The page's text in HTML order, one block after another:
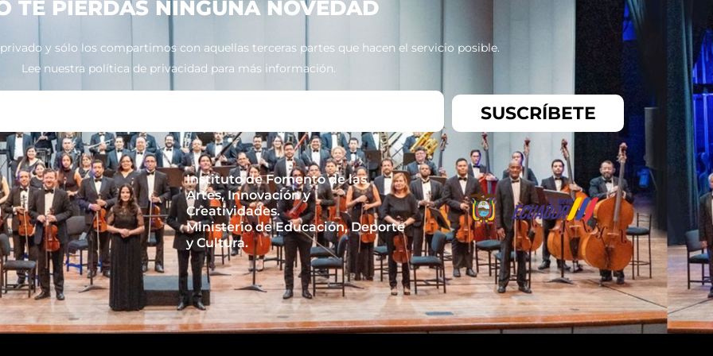
TE PIERDAS NINGUNA NOVEDAD
y sólo los compartimos con aquellas terceras partes que hacen el servicio posible.
Lee nuestra política de privacidad para más información.
SUSCRÍBETE
Instituto de Fomento de las
Artes, Innovación y
Creatividades.
Ministerio de Educación, Deporte
y Cultura.